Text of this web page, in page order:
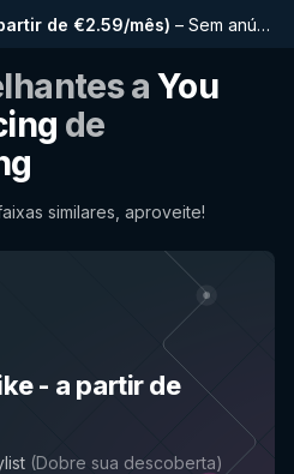
de €2.59/mês) – Sem anúncios, playlists mais longas, histórico completo e acesso antecipado a novos recursos
a You
de
similares, aproveite!
- a partir de
(Dobre sua descoberta)